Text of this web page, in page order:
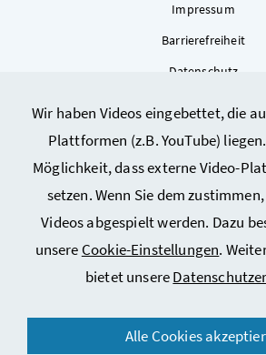
Wir haben Videos eingebettet, die
Plattformen (z.B. YouTube)
Möglichkeit, dass externe Video-
setzen. Wenn Sie dem
Videos abgespielt werden. Dazu
unsere Cookie-Einstellungen.
bietet unsere
Alle Cookies
Impressum
Barrierefreiheit
Datenschutz
Sitemap
Cookie-Einstellungen
© 2026 Bundesministerium für Arbeit,